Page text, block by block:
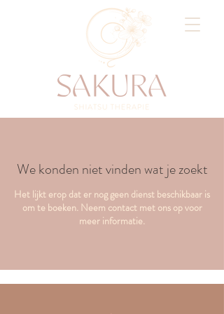
We konden niet vinden wat je zoekt
Het lijkt erop dat er nog geen dienst beschikbaar is
om te boeken. Neem contact met ons op voor
meer informatie.